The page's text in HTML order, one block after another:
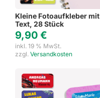
Kleine Fotoaufkleber mit
Text, 28 Stück
9,90 €
inkl. 19 % MwSt.
zzgl. Versandkosten